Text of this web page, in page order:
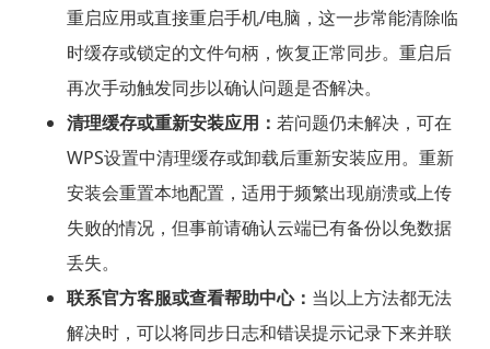
重启应用或直接重启手机/电脑，这一步常能清除临
时缓存或锁定的文件句柄，恢复正常同步。重启后
再次手动触发同步以确认问题是否解决。
清理缓存或重新安装应用： 若问题仍未解决，可在
WPS设置中清理缓存或卸载后重新安装应用。重新
安装会重置本地配置，适用于频繁出现崩溃或上传
失败的情况，但事前请确认云端已有备份以免数据
丢失。
联系官方客服或查看帮助中心： 当以上方法都无法
解决时，可以将同步日志和错误提示记录下来并联